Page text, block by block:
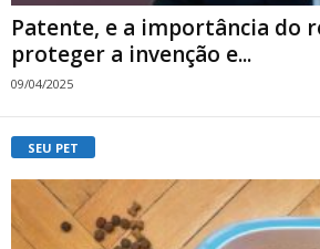
Patente, e a importância do
proteger a invenção e...
09/04/2025
SEU PET